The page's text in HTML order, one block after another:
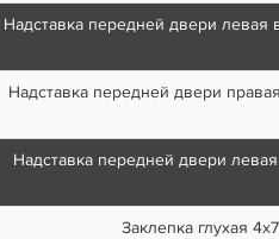
Надставка передней двери левая
Надставка передней двери
Надставка передней двери левая
Заклепка глухая 4х7